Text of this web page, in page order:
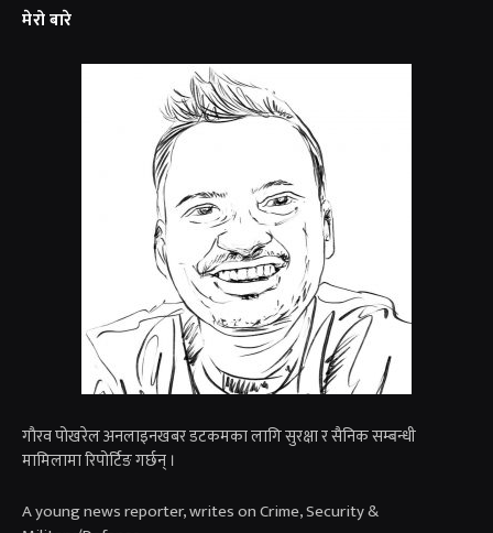
मेरो बारे
गाैरव पोखरेल अनलाइनखबर डटकमका लागि सुरक्षा र सैनिक सम्बन्धी
मामिलामा रिपोर्टिङ गर्छन् ।
A young news reporter, writes on Crime, Security &